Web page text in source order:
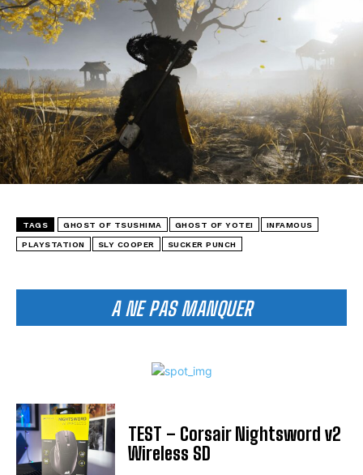
A NE PAS MANQUER
TEST – Corsair Nightsword v2
Wireless SD
TAGS GHOST OF TSUSHIMA GHOST OF YOTEI INFAMOUS
PLAYSTATION SLY COOPER SUCKER PUNCH